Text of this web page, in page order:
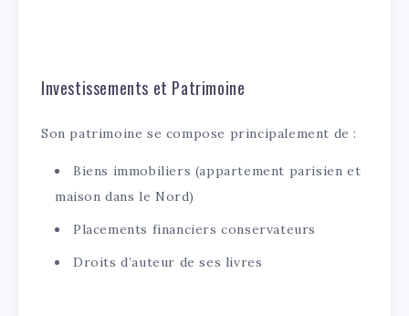
Investissements et Patrimoine
Son patrimoine se compose principalement de :
Biens immobiliers (appartement parisien et
maison dans le Nord)
Placements financiers conservateurs
Droits d’auteur de ses livres